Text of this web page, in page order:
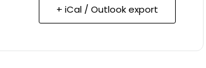
+ iCal / Outlook export